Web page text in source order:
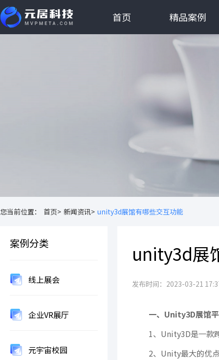
首页 精品案例
您当前位置： 首页> 新闻资讯> unity3d展馆有哪些交互功能
案例分类
线上展会
企业VR展厅
元宇宙校园
unity3d展
发布时间：2023-03-21
一、Unity3D展馆
1、Unity3D是一款
2、Unity最大的优